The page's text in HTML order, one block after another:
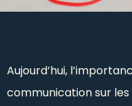
Aujourd’hui,
communication sur les